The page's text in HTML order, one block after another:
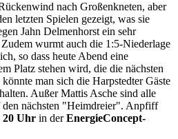
nach Großenkneten, aber
letzten Spielen gezeigt, was sie
Jahn Delmenhorst ein sehr
wurmt auch die 1:5-Niederlage
so dass heute Abend eine
Platz stehen wird, die die nächsten
man sich die Harpstedter Gäste
Außer Mattis Asche sind alle
den nächsten "Heimdreier". Anpfiff
20 Uhr in derEnergieConcept-